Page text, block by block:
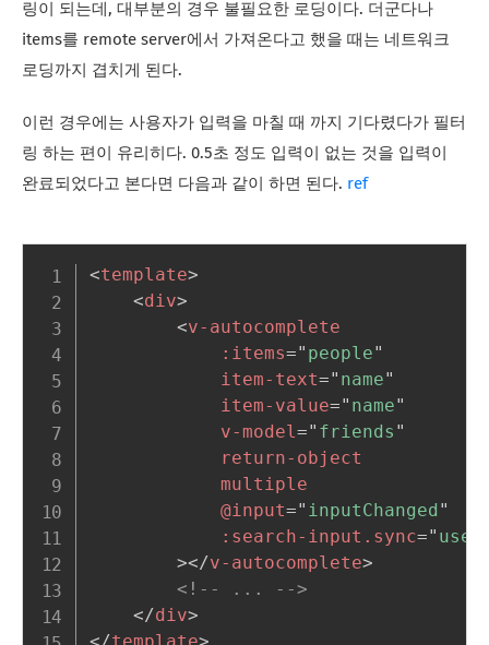
링이 되는데, 대부분의 경우 불필요한 로딩이다. 더군다나
items를 remote server에서 가져온다고 했을 때는 네트워크
로딩까지 겹치게 된다.
이런 경우에는 사용자가 입력을 마칠 때 까지 기다렸다가 필터
링 하는 편이 유리히다. 0.5초 정도 입력이 없는 것을 입력이
완료되었다고 본다면 다음과 같이 하면 된다. ref
<template>
<div>
<v-autocomplete
:items=" people"
item-text=" name"
item-value=" name"
v-model=" friends "
return-object
multiple
@input=" inputChanged "
:search-input.sync="
></v-autocomplete>
<!-- ... -->
</div>